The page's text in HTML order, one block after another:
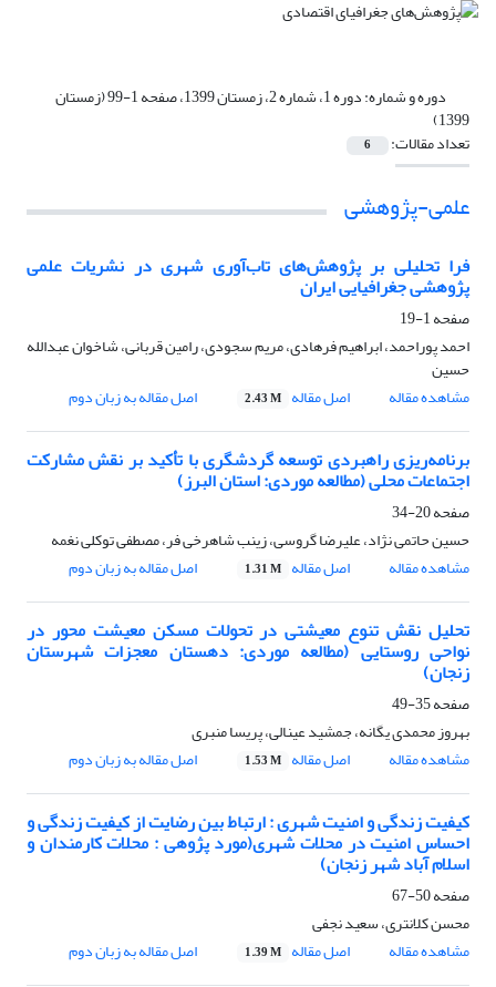
دوره و شماره: دوره 1، شماره 2، زمستان 1399، صفحه 1-99 (زمستان
1399)
تعداد مقالات: 6
علمی-پژوهشی
فرا تحلیلی بر پژوهش‌های تاب‌آوری شهری در نشریات علمی
پژوهشی جغرافیایی ایران
صفحه1-19
احمد پوراحمد، ابراهیم فرهادی، مریم سجودی، رامین قربانی، شاخوان عبدالله
حسین
مشاهده مقاله
اصل مقاله 2.43 M اصل مقاله به زبان دوم
برنامه‌ریزی راهبردی توسعه گردشگری با تأکید بر نقش مشارکت
اجتماعات محلی (مطالعه موردی: استان البرز)
صفحه20-34
حسین حاتمی نژاد، علیرضا گروسی، زینب شاهرخی فر، مصطفی توکلی نغمه
مشاهده مقاله
اصل مقاله 1.31 M اصل مقاله به زبان دوم
تحلیل نقش تنوع معیشتی در تحولات مسکن معیشت محور در
نواحی روستایی (مطالعه موردی: دهستان معجزات شهرستان
زنجان)
صفحه35-49
بهروز محمدی یگانه، جمشید عینالی، پریسا منبری
مشاهده مقاله
اصل مقاله 1.53 M اصل مقاله به زبان دوم
کیفیت زندگی و امنیت شهری : ارتباط بین رضایت از کیفیت زندگی و
احساس امنیت در محلات شهری(مورد پژوهی : محلات کارمندان و
اسلام آباد شهر زنجان)
صفحه50-67
محسن کلانتری، سعید نجفی
مشاهده مقاله
اصل مقاله 1.39 M اصل مقاله به زبان دوم